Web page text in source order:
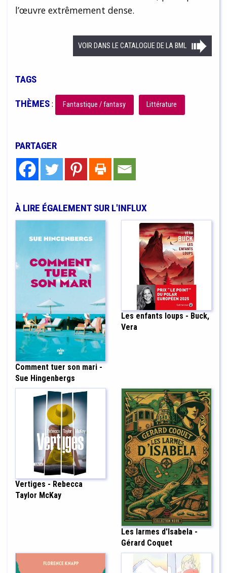
l’œuvre extrêmement dense.
VOIR DANS LE CATALOGUE DE LA BML
TAGS
THÈMES: Fantastique / fantasy Littérature
PARTAGER
À LIRE ÉGALEMENT SUR L'INFLUX
Comment tuer son mari -
Sue Hingenbergs
Les enfants loups - Buck,
Vera
Vertiges - Rebecca
Taylor McKay
Les larmes d'Isabela -
Gérard Coquet